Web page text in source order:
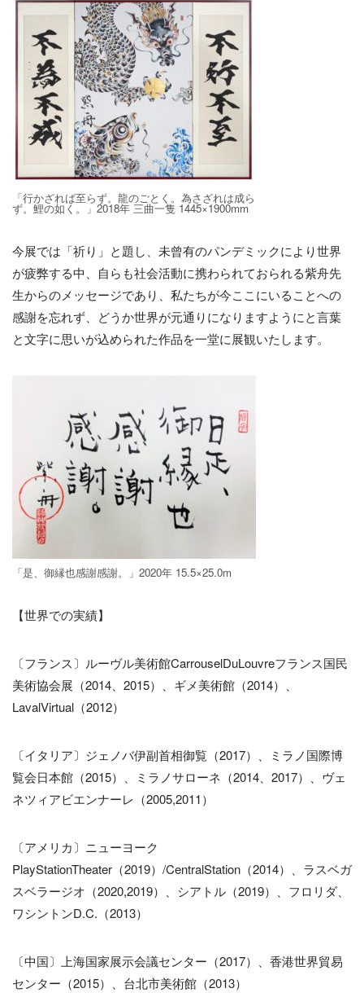
「行かざれば至らず。龍のごとく。為さざれは成ら
ず。鯉の如く。」2018年 三曲一隻 1445×1900mm
今展では「祈り」と題し、未曾有のパンデミックにより世界
が疲弊する中、自らも社会活動に携わられておられる紫舟先
生からのメッセージであり、私たちが今ここにいることへの
感謝を忘れず、どうか世界が元通りになりますようにと言葉
と文字に思いが込められた作品を一堂に展観いたします。
「是、御縁也感謝感謝。」2020年 15.5×25.0m
【世界での実績】
〔フランス〕ルーヴル美術館CarrouselDuLouvreフランス国民
美術協会展（2014、2015）、ギメ美術館（2014）、
LavalVirtual（2012）
〔イタリア〕ジェノバ伊副首相御覧（2017）、ミラノ国際博
覧会日本館（2015）、ミラノサローネ（2014、2017）、ヴェ
ネツィアビエンナーレ（2005,2011）
〔アメリカ〕ニューヨーク
PlayStationTheater（2019）/CentralStation（2014）、ラスベガ
スベラージオ（2020,2019）、シアトル（2019）、フロリダ、
ワシントンD.C.（2013）
〔中国〕上海国家展示会議センター（2017）、香港世界貿易
センター（2015）、台北市美術館（2013）